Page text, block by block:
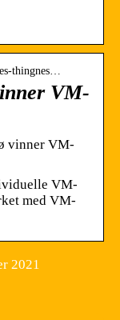
thingnes…
VM-
vinner VM-
VM-
med VM-
2021